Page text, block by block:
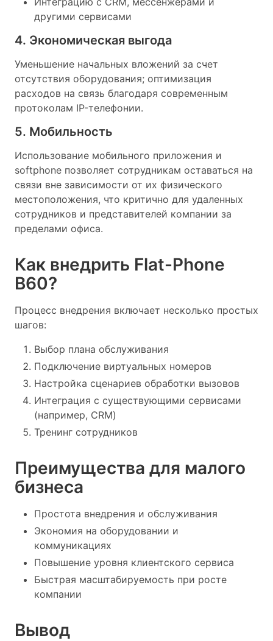
другими сервисами
4. Экономическая выгода
Уменьшение начальных вложений за счет
отсутствия оборудования; оптимизация
расходов на связь благодаря современным
протоколам IP-телефонии.
5. Мобильность
Использование мобильного приложения и
softphone позволяет сотрудникам оставаться на
связи вне зависимости от их физического
местоположения, что критично для удаленных
сотрудников и представителей компании за
пределами офиса.
Как внедрить Flat-Phone
B60?
Процесс внедрения включает несколько простых
шагов:
Выбор плана обслуживания
Подключение виртуальных номеров
Настройка сценариев обработки вызовов
Интеграция с существующими сервисами
(например, CRM)
Тренинг сотрудников
Преимущества для малого
бизнеса
Простота внедрения и обслуживания
Экономия на оборудовании и
коммуникациях
Повышение уровня клиентского сервиса
Быстрая масштабируемость при росте
компании
Вывод